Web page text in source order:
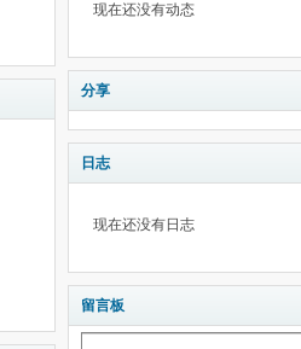
现在还没有动态
分享
日志
现在还没有日志
留言板